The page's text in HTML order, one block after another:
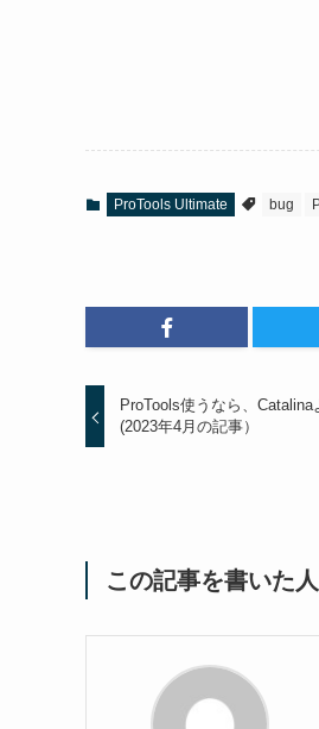
ProTools Ultimate bug
ProTools使うなら、Catalina
(2023年4月の記事）
この記事を書いた人